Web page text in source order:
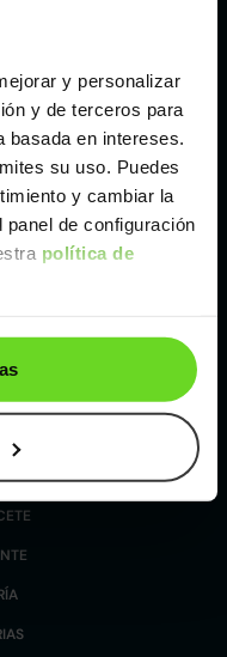
y personalizar
y de terceros para
basada en intereses.
su uso. Puedes
y cambiar la
de configuración
política de
y ocasión
por